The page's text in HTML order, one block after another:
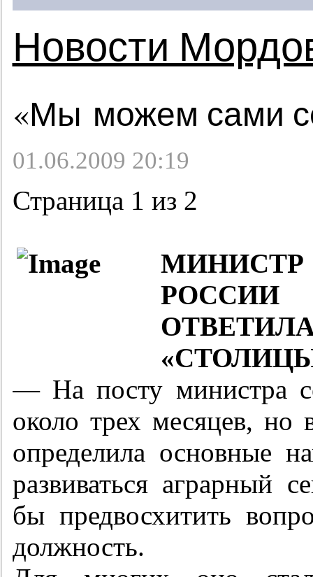
Новости
«Мы можем сами
01.06.2009 20:19
Страница 1 из 2
МИНИСТР
— На посту министра
около трех месяцев, но
определила основные
развиваться аграрный
бы предвосхитить
должность.